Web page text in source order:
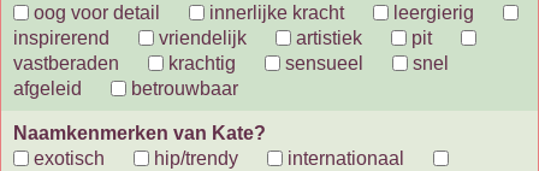
oog voor detail
innerlijke kracht
leergierig
inspirerend
vriendelijk artistiek
pit
vastberaden
krachtig sensueel
snel
afgeleid
betrouwbaar
Naamkenmerken van Kate?
exotisch
hip/trendy
internationaal